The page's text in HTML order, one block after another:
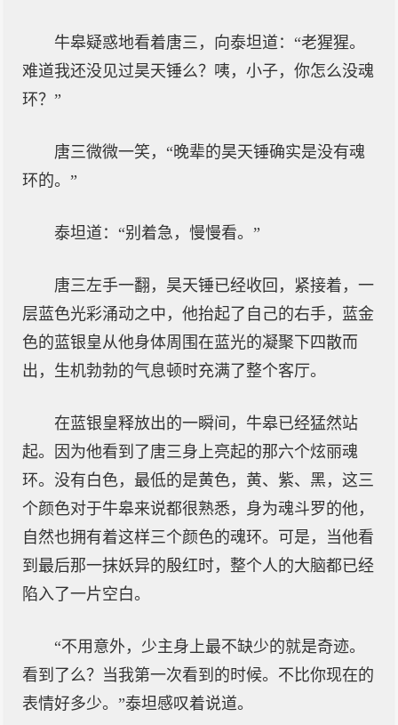
牛皋疑惑地看着唐三，向泰坦道：“老猩猩。
难道我还没见过昊天锤么？咦，小子，你怎么没魂
环？”
唐三微微一笑，“晚辈的昊天锤确实是没有魂
环的。”
泰坦道：“别着急，慢慢看。”
唐三左手一翻，昊天锤已经收回，紧接着，一
层蓝色光彩涌动之中，他抬起了自己的右手，蓝金
色的蓝银皇从他身体周围在蓝光的凝聚下四散而
出，生机勃勃的气息顿时充满了整个客厅。
在蓝银皇释放出的一瞬间，牛皋已经猛然站
起。因为他看到了唐三身上亮起的那六个炫丽魂
环。没有白色，最低的是黄色，黄、紫、黑，这三
个颜色对于牛皋来说都很熟悉，身为魂斗罗的他，
自然也拥有着这样三个颜色的魂环。可是，当他看
到最后那一抹妖异的殷红时，整个人的大脑都已经
陷入了一片空白。
“不用意外，少主身上最不缺少的就是奇迹。
看到了么？当我第一次看到的时候。不比你现在的
表情好多少。”泰坦感叹着说道。